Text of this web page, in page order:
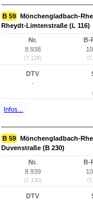
B 59 Mönchengladbach-
Rheydt-Limtenstraße (L 116)
Nr.
8.938
(7.129)
B-
DTV
-
Infos...
B 59 Mönchengladbach-
Duvenstraße (B 230)
Nr.
8.939
(7.130)
B-
DTV